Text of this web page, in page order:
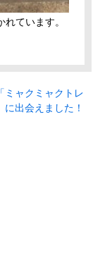
ています。
ミャクミャクトレ
に出会えました！